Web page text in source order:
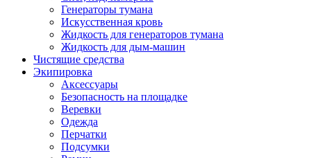
Генераторы тумана
Искусственная кровь
Жидкость для генераторов тумана
Жидкость для дым-машин
Чистящие средства
Экипировка
Аксессуары
Безопасность на площадке
Веревки
Одежда
Перчатки
Подсумки